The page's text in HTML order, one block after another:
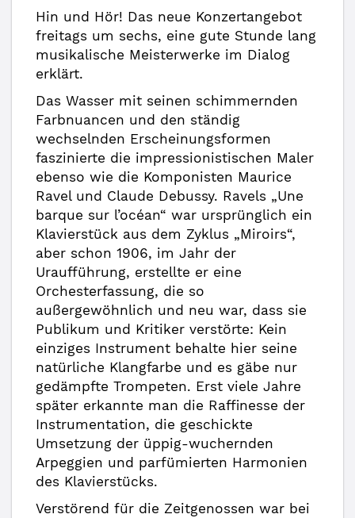
Hin und Hör! Das neue Konzertangebot
freitags um sechs, eine gute Stunde lang
musikalische Meisterwerke im Dialog
erklärt.
Das Wasser mit seinen schimmernden
Farbnuancen und den ständig
wechselnden Erscheinungsformen
faszinierte die impressionistischen Maler
ebenso wie die Komponisten Maurice
Ravel und Claude Debussy. Ravels „Une
barque sur l’océan“ war ursprünglich ein
Klavierstück aus dem Zyklus „Miroirs“,
aber schon 1906, im Jahr der
Uraufführung, erstellte er eine
Orchesterfassung, die so
außergewöhnlich und neu war, dass sie
Publikum und Kritiker verstörte: Kein
einziges Instrument behalte hier seine
natürliche Klangfarbe und es gäbe nur
gedämpfte Trompeten. Erst viele Jahre
später erkannte man die Raffinesse der
Instrumentation, die geschickte
Umsetzung der üppig-wuchernden
Arpeggien und parfümierten Harmonien
des Klavierstücks.
Verstörend für die Zeitgenossen war bei